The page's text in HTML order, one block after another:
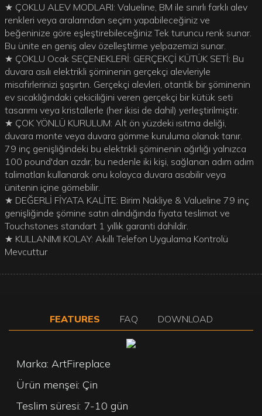
★ ÇOKLU ALEV MODLARI: Valueline, BM ile sınırlı farklı alev
renkleri veya aralarından seçim yapabileceğiniz ve
beğeninize göre eşleştirebileceğiniz Tek turuncu renk sunar.
Bu ünite en geniş alev özelleştirme yelpazemizi sunar.
★ ÇOKLU Ocak SEÇENEKLERİ: GERÇEKÇİ KÜTÜK SETİ: Bu
duvara asılı elektrikli şöminenin gerçekçi alevleriyle
misafirlerinizi şaşırtın. Gerçekçi alevleri, otantik bir şöminenin
ev sıcaklığındaki çekiciliğini veren gerçekçi bir kütük seti
tasarımı veya kristallerle (her ikisi de dahil) yerleştirilmiştir.
★ ÇOK YÖNLÜ KURULUM: Alt ön yüzdeki ısıtma deliği,
duvara monte veya duvara gömme kuruluma olanak tanır.
79 inç genişliğindeki bu elektrikli şöminenin ağırlığı yalnızca
100 pound'dan azdır, bu nedenle iki kişi, sağlanan adım adım
talimatları kullanarak onu kolayca duvara asabilir veya
ünitenin içine gömebilir.
★ DEĞERLİ FİYATA KALİTE: Birim Nakliye & Valueline 79 inç
genişliğinde şömine satın alındığında fiyata teslimat ve
Touchstones standart 1 yıllık garanti dahildir.
★ KULLANIMI KOLAY: Akıllı Telefon Uygulama Kontrolü
Mevcuttur
FEATURES FAQ DOWNLOAD
Marka: ArtFireplace
Ürün menşei: Çin
Teslim süresi: 7-10 gün